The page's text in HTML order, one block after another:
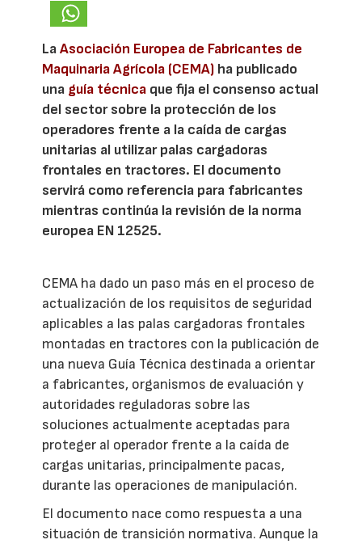
LaAsociación Europea de Fabricantes de
Maquinaria Agrícola (CEMA) ha publicado
una guía técnica que fija el consenso actual
del sector sobre la protección de los
operadores frente a la caída de cargas
unitarias al utilizar palas cargadoras
frontales en tractores. El documento
servirá como referencia para fabricantes
mientras continúa la revisión de la norma
europea EN 12525.
CEMA ha dado un paso más en el proceso de
actualización de los requisitos de seguridad
aplicables a las palas cargadoras frontales
montadas en tractores con la publicación de
una nueva Guía Técnica destinada a orientar
a fabricantes, organismos de evaluación y
autoridades reguladoras sobre las
soluciones actualmente aceptadas para
proteger al operador frente a la caída de
cargas unitarias, principalmente pacas,
durante las operaciones de manipulación.
El documento nace como respuesta a una
situación de transición normativa. Aunque la